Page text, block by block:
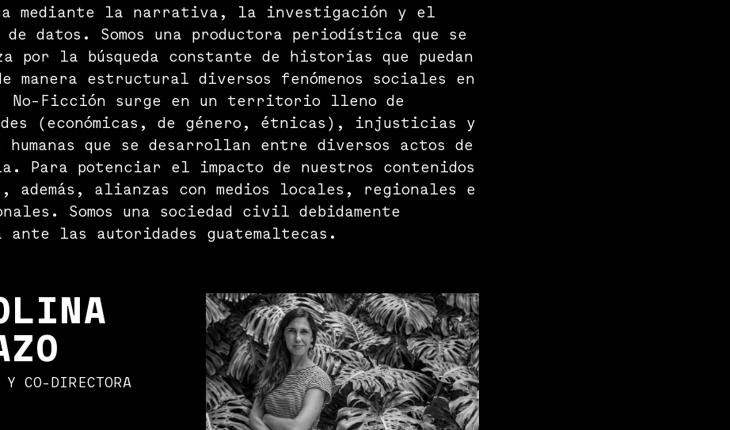
mediante la narrativa, la investigación y el
de datos. Somos una productora periodística que se
por la búsqueda constante de historias que puedan
manera estructural diversos fenómenos sociales en
No-Ficción surge en un territorio lleno de
(económicas, de género, étnicas), injusticias y
humanas que se desarrollan entre diversos actos de
Para potenciar el impacto de nuestros contenidos
además, alianzas con medios locales, regionales e
Somos una sociedad civil debidamente
ante las autoridades guatemaltecas.
Y CO-DIRECTORA